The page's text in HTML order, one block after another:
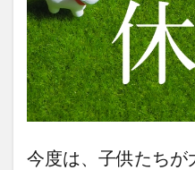
今度は、子供たちが